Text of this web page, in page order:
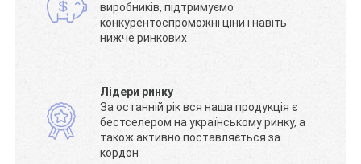
виробників, підтримуємо
конкурентоспроможні ціни і навіть
нижче ринкових
Лідери ринку
За останній рік вся наша продукція є
бестселером на українському ринку, а
також активно поставляється за
кордон